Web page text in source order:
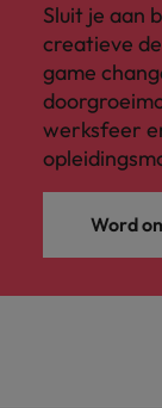
Sluit je aan
creatieve
game
werksfeer
Word